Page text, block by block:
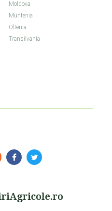
Moldova
Muntenia
Oltenia
Transilvania